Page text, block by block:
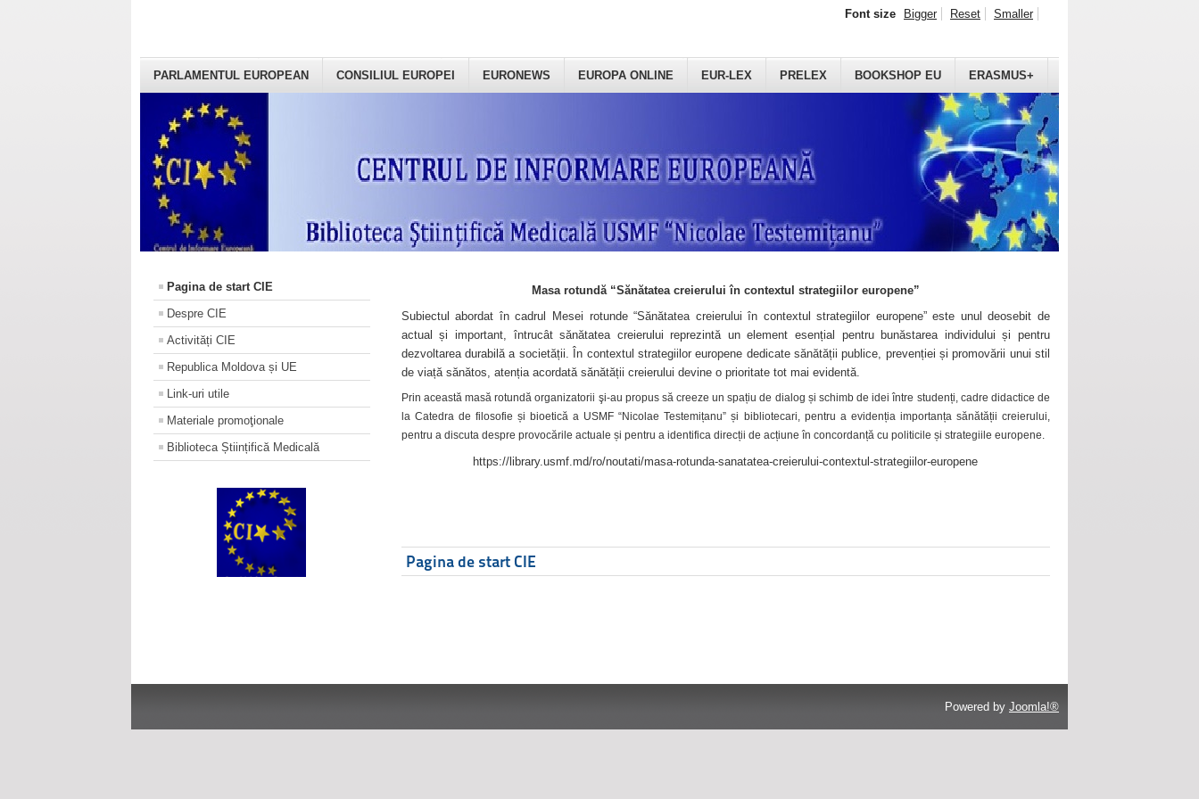
PARLAMENTUL EUROPEAN CONSILIUL EUROPEI EURONEWS EUROPA ONLINE EUR-LEX PRELEX BOOKSHOP EU ERASMUS+
Font size Bigger Reset Smaller
Pagina de start CIE
Despre CIE
Activități CIE
Republica Moldova și UE
Link-uri utile
Materiale promoţionale
Biblioteca Științifică Medicală
Masa rotundă “Sănătatea creierului în contextul strategiilor europene”
Subiectul abordat în cadrul Mesei rotunde “Sănătatea creierului în contextul strategiilor europene” este unul deosebit de
actual și important, întrucât sănătatea creierului reprezintă un element esențial pentru bunăstarea individului și pentru
dezvoltarea durabilă a societății. În contextul strategiilor europene dedicate sănătății publice, prevenției și promovării unui stil
de viață sănătos, atenția acordată sănătății creierului devine o prioritate tot mai evidentă.
Prin această masă rotundă organizatorii şi-au propus să creeze un spațiu de dialog și schimb de idei între studenți, cadre didactice de
la Catedra de filosofie și bioetică a USMF “Nicolae Testemițanu” și bibliotecari, pentru a evidenția importanța sănătății creierului,
pentru a discuta despre provocările actuale și pentru a identifica direcții de acțiune în concordanță cu politicile și strategiile europene.
https://library.usmf.md/ro/noutati/masa-rotunda-sanatatea-creierului-contextul-strategiilor-europene
Pagina de start CIE
Powered by Joomla!®